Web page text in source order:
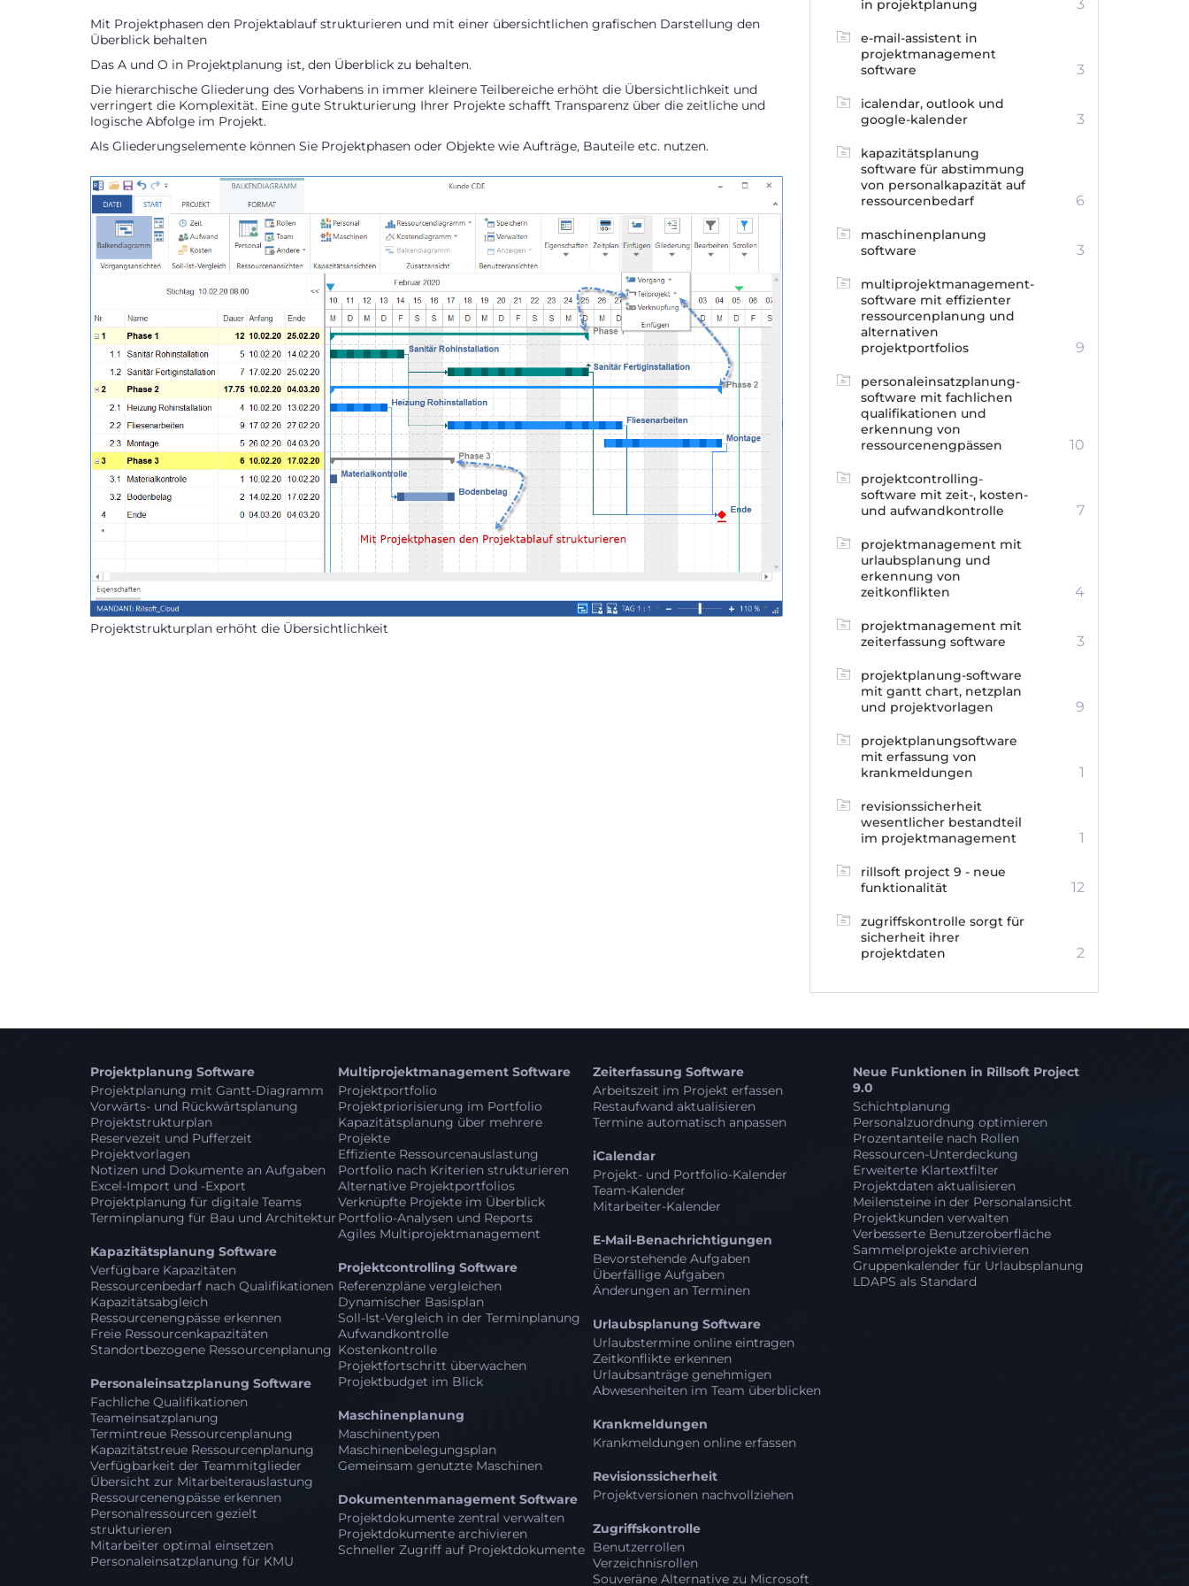
Mit Projektphasen den Projektablauf strukturieren und mit einer übersichtlichen grafischen Darstellung den
Überblick behalten
Das A und O in Projektplanung ist, den Überblick zu behalten.
Die hierarchische Gliederung des Vorhabens in immer kleinere Teilbereiche erhöht die Übersichtlichkeit und
verringert die Komplexität. Eine gute Strukturierung Ihrer Projekte schafft Transparenz über die zeitliche und
logische Abfolge im Projekt.
Als Gliederungselemente können Sie Projektphasen oder Objekte wie Aufträge, Bauteile etc. nutzen.
Projektstrukturplan erhöht die Übersichtlichkeit
in projektplanung
3
e-mail-assistent in
projektmanagement
software
3
icalendar, outlook und
google-kalender
3
kapazitätsplanung
software für abstimmung
von personalkapazität auf
ressourcenbedarf
6
maschinenplanung
software
3
multiprojektmanagement-
software mit effizienter
ressourcenplanung und
alternativen
projektportfolios
9
personaleinsatzplanung-
software mit fachlichen
qualifikationen und
erkennung von
ressourcenengpässen
10
projektcontrolling-
software mit zeit-, kosten-
und aufwandkontrolle
7
projektmanagement mit
urlaubsplanung und
erkennung von
zeitkonflikten
4
projektmanagement mit
zeiterfassung software
3
projektplanung-software
mit gantt chart, netzplan
und projektvorlagen
9
projektplanungsoftware
mit erfassung von
krankmeldungen
1
revisionssicherheit
wesentlicher bestandteil
im projektmanagement
1
rillsoft project 9 - neue
funktionalität
12
zugriffskontrolle sorgt für
sicherheit ihrer
projektdaten
2
Projektplanung Software
Projektplanung mit Gantt-Diagramm
Vorwärts- und Rückwärtsplanung
Projektstrukturplan
Reservezeit und Pufferzeit
Projektvorlagen
Notizen und Dokumente an Aufgaben
Excel-Import und -Export
Projektplanung für digitale Teams
Terminplanung für Bau und Architektur
Kapazitätsplanung Software
Verfügbare Kapazitäten
Ressourcenbedarf nach Qualifikationen
Kapazitätsabgleich
Ressourcenengpässe erkennen
Freie Ressourcenkapazitäten
Standortbezogene Ressourcenplanung
Personaleinsatzplanung Software
Fachliche Qualifikationen
Teameinsatzplanung
Termintreue Ressourcenplanung
Kapazitätstreue Ressourcenplanung
Verfügbarkeit der Teammitglieder
Übersicht zur Mitarbeiterauslastung
Ressourcenengpässe erkennen
Personalressourcen gezielt
strukturieren
Mitarbeiter optimal einsetzen
Personaleinsatzplanung für KMU
Multiprojektmanagement Software
Projektportfolio
Projektpriorisierung im Portfolio
Kapazitätsplanung über mehrere
Projekte
Effiziente Ressourcenauslastung
Portfolio nach Kriterien strukturieren
Alternative Projektportfolios
Verknüpfte Projekte im Überblick
Portfolio-Analysen und Reports
Agiles Multiprojektmanagement
Projektcontrolling Software
Referenzpläne vergleichen
Dynamischer Basisplan
Soll-Ist-Vergleich in der Terminplanung
Aufwandkontrolle
Kostenkontrolle
Projektfortschritt überwachen
Projektbudget im Blick
Maschinenplanung
Maschinentypen
Maschinenbelegungsplan
Gemeinsam genutzte Maschinen
Dokumentenmanagement Software
Projektdokumente zentral verwalten
Projektdokumente archivieren
Schneller Zugriff auf Projektdokumente
Zeiterfassung Software
Arbeitszeit im Projekt erfassen
Restaufwand aktualisieren
Termine automatisch anpassen
iCalendar
Projekt- und Portfolio-Kalender
Team-Kalender
Mitarbeiter-Kalender
E-Mail-Benachrichtigungen
Bevorstehende Aufgaben
Überfällige Aufgaben
Änderungen an Terminen
Urlaubsplanung Software
Urlaubstermine online eintragen
Zeitkonflikte erkennen
Urlaubsanträge genehmigen
Abwesenheiten im Team überblicken
Krankmeldungen
Krankmeldungen online erfassen
Revisionssicherheit
Projektversionen nachvollziehen
Zugriffskontrolle
Benutzerrollen
Verzeichnisrollen
Souveräne Alternative zu Microsoft
Neue Funktionen in Rillsoft Project
9.0
Schichtplanung
Personalzuordnung optimieren
Prozentanteile nach Rollen
Ressourcen-Unterdeckung
Erweiterte Klartextfilter
Projektdaten aktualisieren
Meilensteine in der Personalansicht
Projektkunden verwalten
Verbesserte Benutzeroberfläche
Sammelprojekte archivieren
Gruppenkalender für Urlaubsplanung
LDAPS als Standard